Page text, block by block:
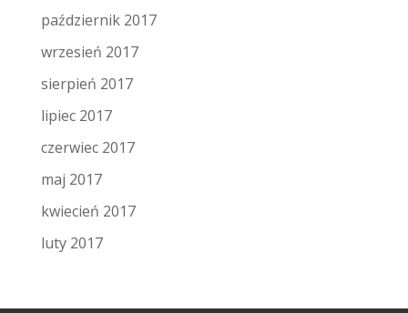
październik 2017
wrzesień 2017
sierpień 2017
lipiec 2017
czerwiec 2017
maj 2017
kwiecień 2017
luty 2017